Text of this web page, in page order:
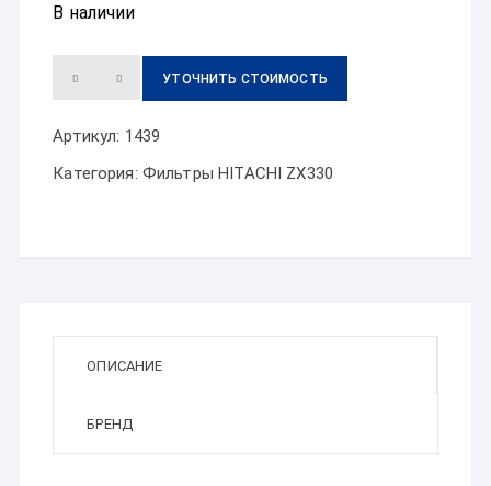
В наличии
УТОЧНИТЬ СТОИМОСТЬ
Артикул: 1439
Категория: Фильтры HITACHI ZX330
ОПИСАНИЕ
БРЕНД